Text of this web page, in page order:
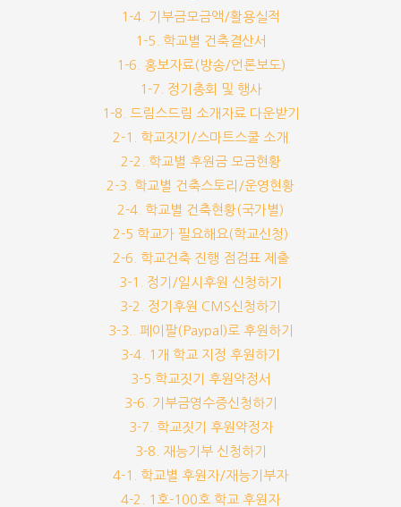
1-4. 기부금모금액/활용실적
1-5. 학교별 건축결산서
1-6. 홍보자료(방송/언론보도)
1-7. 정기총회 및 행사
1-8. 드림스드림 소개자료 다운받기
2-1. 학교짓기/스마트스쿨 소개
2-2. 학교별 후원금 모금현황
2-3. 학교별 건축스토리/운영현황
2-4. 학교별 건축현황(국가별)
2-5 학교가 필요해요(학교신청)
2-6. 학교건축 진행 점검표 제출
3-1. 정기/일시후원 신청하기
3-2. 정기후원 CMS신청하기
3-3.. 페이팔(Paypal)로 후원하기
3-4. 1개 학교 지정 후원하기
3-5.학교짓기 후원약정서
3-6. 기부금영수증신청하기
3-7. 학교짓기 후원약정자
3-8. 재능기부 신청하기
4-1. 학교별 후원자/재능기부자
4-2. 1호-100호 학교 후원자